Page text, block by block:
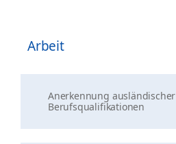
Arbeit
Anerkennung ausländischer
Berufsqualifikationen